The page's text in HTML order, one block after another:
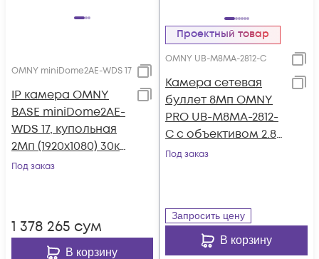
OMNY miniDome2AE-WDS 17
IP камера OMNY
BASE miniDome2AE-
WDS 17, купольная
2Мп (1920х1080) 30к/
с, 1.7мм, F2.0, 802.3af
Под заказ
1 378 265 сум
В корзину
Проектный товар
OMNY UB-M8MA-2812-C
Камера сетевая
буллет 8Мп OMNY
PRO UB-M8MA-2812-
C с объективом 2.8-
12 мм. и
Под заказ
Запросить цену
В корзину